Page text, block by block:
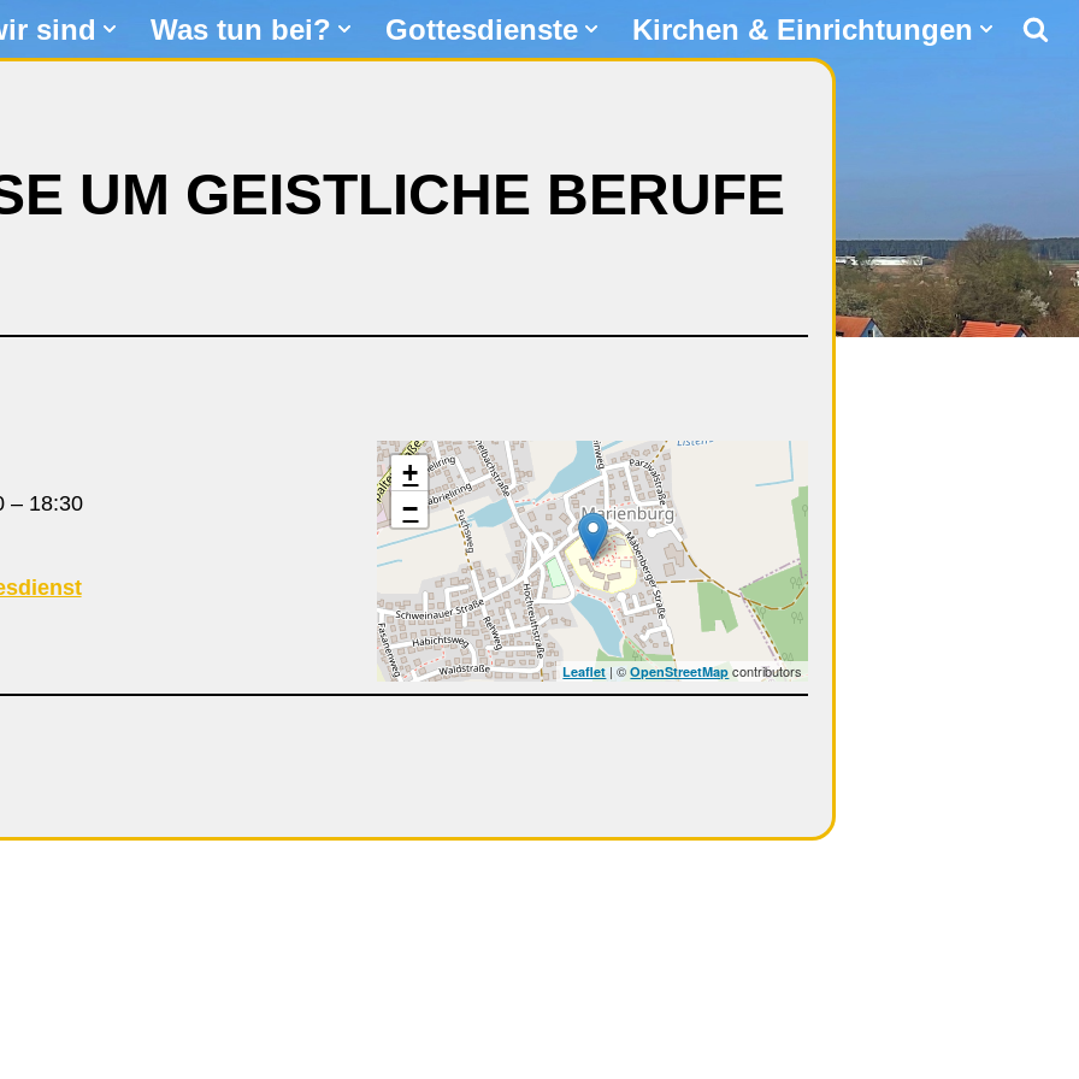
sind Was tun bei? Gottesdienste Kirchen & Einrichtungen
UM GEISTLICHE BERUFE
– 18:30
+
−
Leaflet | ©OpenStreetMap contributors